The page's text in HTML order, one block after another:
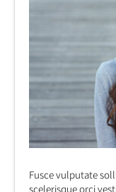
Fusce vulputate
scelerisque orci